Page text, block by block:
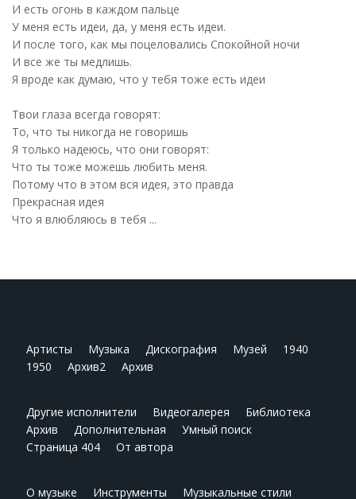
И есть огонь в каждом пальце
У меня есть идеи, да, у меня есть идеи.
И после того, как мы поцеловались Спокойной ночи
И все же ты медлишь.
Я вроде как думаю, что у тебя тоже есть идеи
Твои глаза всегда говорят:
То, что ты никогда не говоришь
Я только надеюсь, что они говорят:
Что ты тоже можешь любить меня.
Потому что в этом вся идея, это правда
Прекрасная идея
Что я влюбляюсь в тебя ...
Артисты Музыка Дискография Музей
1940
1950
Архив2 Архив
Другие исполнители Видеогалерея
Библиотека
Архив
Дополнительная
Умный поиск
Страница 404
От автора
О музыке Инструменты Музыкальные стили